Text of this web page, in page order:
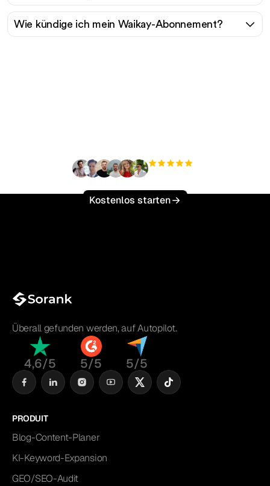
Wie kündige ich mein Waikay-Abonnement?
Kostenlos starten
Überall gefunden werden, auf Autopilot.
4,6/5 5/5 5/5
PRODUIT
Blog-Content-Planer
KI-Keyword-Expansion
GEO/SEO-Audit